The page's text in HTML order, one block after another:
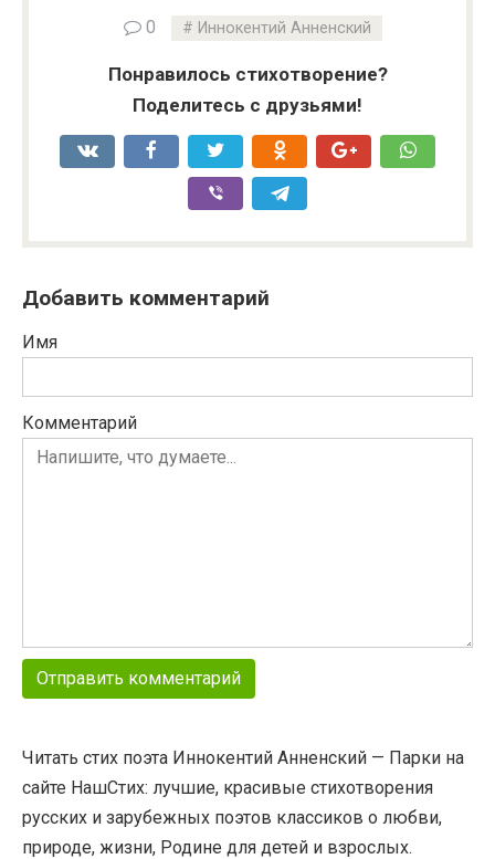
0 Иннокентий Анненский
Понравилось стихотворение?
Поделитесь с друзьями!
Добавить комментарий
Имя
Комментарий
Читать стих поэта Иннокентий Анненский — Парки на
сайте НашСтих: лучшие, красивые стихотворения
русских и зарубежных поэтов классиков о любви,
природе, жизни, Родине для детей и взрослых.